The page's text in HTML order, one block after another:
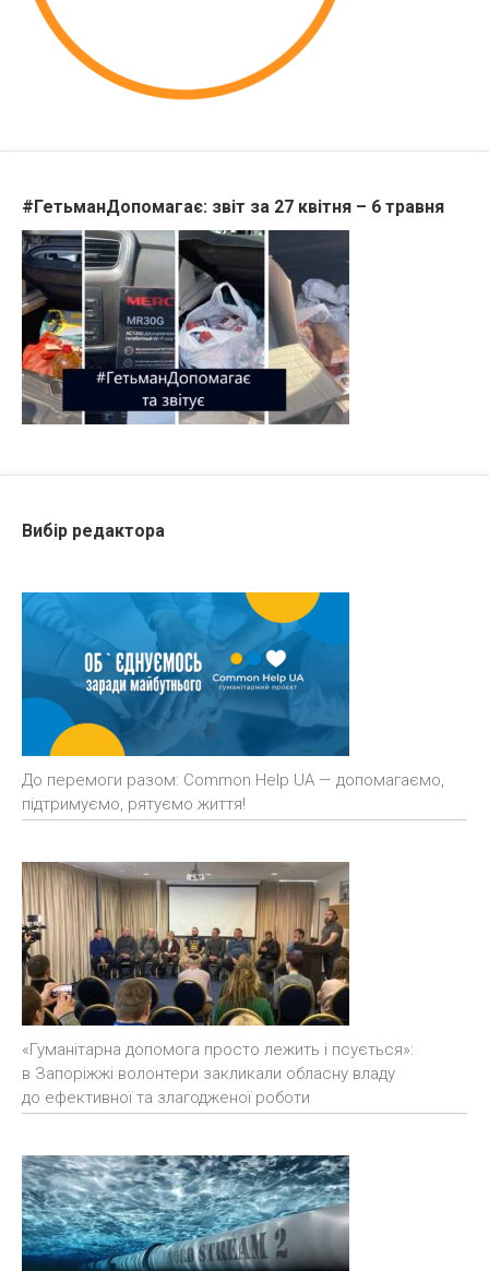
#ГетьманДопомагає: звіт за 27 квітня – 6 травня
Вибір редактора
До перемоги разом: Common Help UA — допомагаємо,
підтримуємо, рятуємо життя!
«Гуманітарна допомога просто лежить і псується»:
в Запоріжжі волонтери закликали обласну владу
до ефективної та злагодженої роботи